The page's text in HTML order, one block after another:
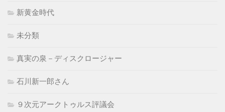
新黄金時代
未分類
真実の泉－ディスクロージャー
石川新一郎さん
９次元アークトゥルス評議会